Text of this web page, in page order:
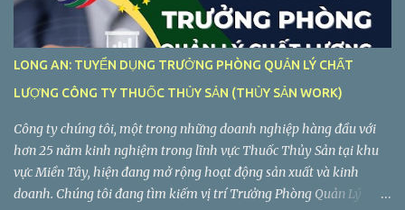
LONG AN: TUYỂN DỤNG TRƯỞNG PHÒNG QUẢN LÝ CHẤT
LƯỢNG CÔNG TY THUỐC THỦY SẢN (THỦY SẢN WORK)
Công ty chúng tôi, một trong những doanh nghiệp hàng đầu với
hơn 25 năm kinh nghiệm trong lĩnh vực Thuốc Thủy Sản tại khu
vực Miền Tây, hiện đang mở rộng hoạt động sản xuất và kinh
doanh. Chúng tôi đang tìm kiếm vị trí Trưởng Phòng Quản Lý